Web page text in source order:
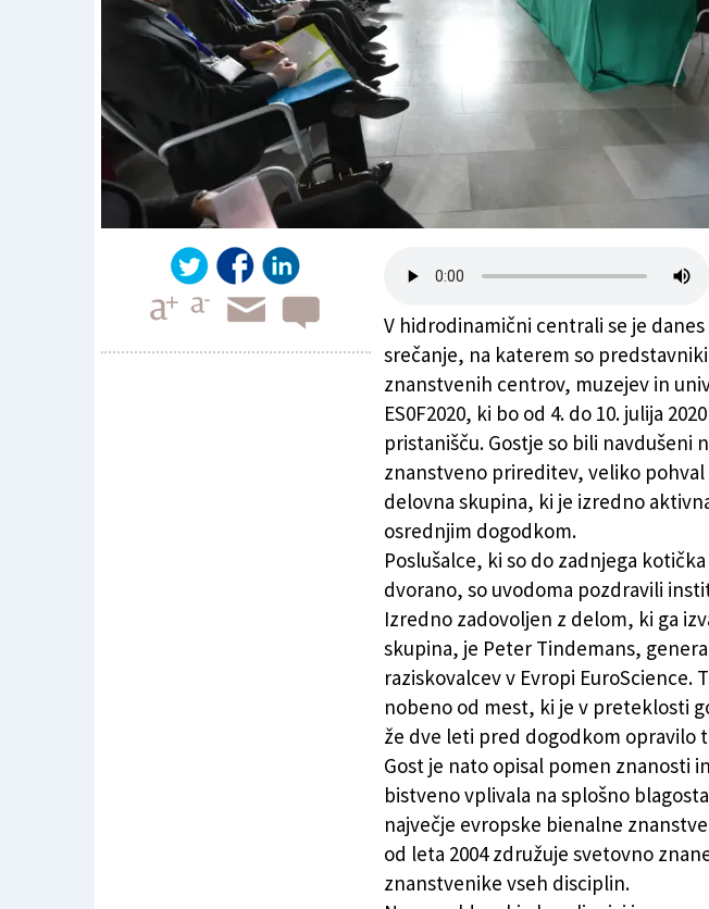
Mednarodno srečanje o prireditvi ESOF2020
V hidrodinamični centrali se je
srečanje, na katerem so
znanstvenih centrov, muzejev in
ES0F2020, ki bo od 4. do 10. julija
pristanišču. Gostje so bili navdušeni
znanstveno prireditev, veliko
delovna skupina, ki je izredno
osrednjim dogodkom.
Poslušalce, ki so do zadnjega
dvorano, so uvodoma pozdravili
Izredno zadovoljen z delom, ki ga
skupina, je Peter Tindemans,
raziskovalcev v Evropi EuroScience.
nobeno od mest, ki je v preteklosti
že dve leti pred dogodkom opravilo
Gost je nato opisal pomen znanosti
bistveno vplivala na splošno
največje evropske bienalne
od leta 2004 združuje svetovno
znanstvenike vseh disciplin.